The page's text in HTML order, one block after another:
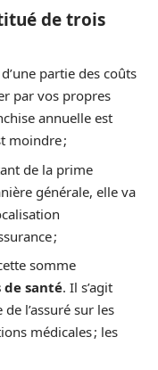
de trois
d’une partie des coûts
par vos propres
annuelle est
moindre ;
de la prime
générale, elle va
;
somme
de santé. Il s’agit
l’assuré sur les
médicales ; les